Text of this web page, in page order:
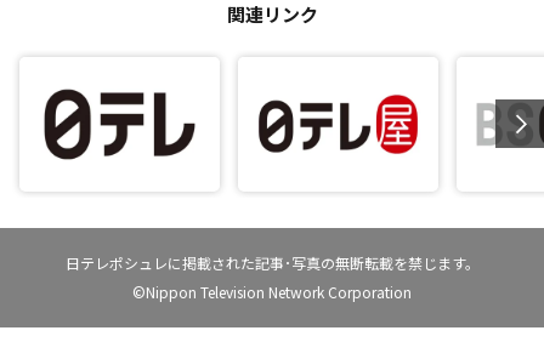
関連リンク
日テレポシュレに掲載された記事･写真の無断転載を禁じます。
©Nippon Television Network Corporation